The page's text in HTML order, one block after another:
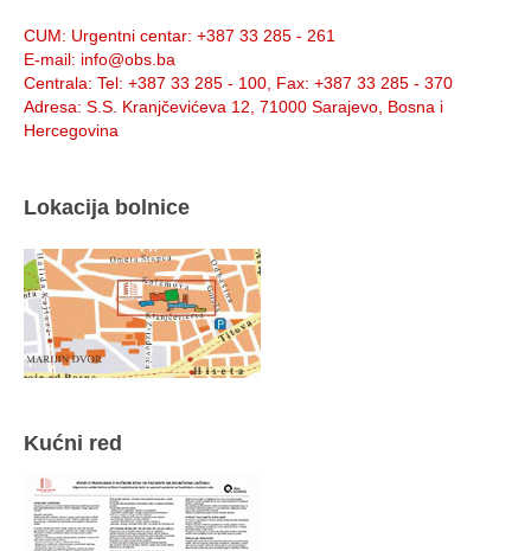
CUM: Urgentni centar: +387 33 285 - 261
E-mail: info@obs.ba
Centrala: Tel: +387 33 285 - 100, Fax: +387 33 285 - 370
Adresa: S.S. Kranjčevićeva 12, 71000 Sarajevo, Bosna i
Hercegovina
Lokacija bolnice
Kućni red